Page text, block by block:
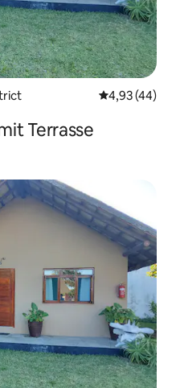
4,93 (44)
Terrasse